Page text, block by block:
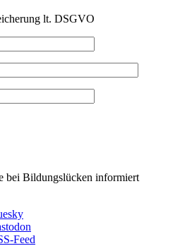
lt. DSGVO
bei Bildungslücken informiert
Feed